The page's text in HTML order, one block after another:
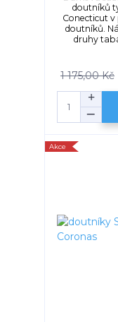
doutníků
Conecticut
doutníků.
druhy
1 175,00 Kč
Akce